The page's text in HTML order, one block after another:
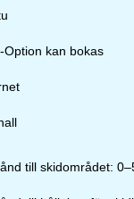
Option kan bokas
till skidområdet: